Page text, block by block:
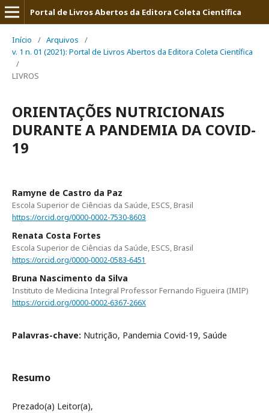
Portal de Livros Abertos da Editora Coleta Científica
Início / Arquivos
/
v. 1 n. 01 (2021): Portal de Livros Abertos da Editora Coleta Científica
/
LIVROS
ORIENTAÇÕES NUTRICIONAIS
DURANTE A PANDEMIA DA COVID-
19
Ramyne de Castro da Paz
Escola Superior de Ciências da Saúde, ESCS, Brasil
https://orcid.org/0000-0002-7530-8603
Renata Costa Fortes
Escola Superior de Ciências da Saúde, ESCS, Brasil
https://orcid.org/0000-0002-0583-6451
Bruna Nascimento da Silva
Instituto de Medicina Integral Professor Fernando Figueira (IMIP)
https://orcid.org/0000-0002-6367-266X
Palavras-chave: Nutrição, Pandemia Covid-19, Saúde
Resumo
Prezado(a) Leitor(a),